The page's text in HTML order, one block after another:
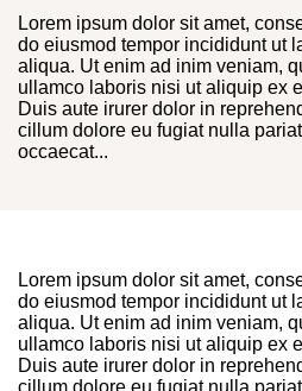
Lorem ipsum dolor sit amet,
do eiusmod tempor incididunt ut
aliqua. Ut enim ad inim veniam,
ullamco laboris nisi ut aliquip ex
Duis aute irurer dolor in
cillum dolore eu fugiat nulla
occaecat...
Lorem ipsum dolor sit amet,
do eiusmod tempor incididunt ut
aliqua. Ut enim ad inim veniam,
ullamco laboris nisi ut aliquip ex
Duis aute irurer dolor in
cillum dolore eu fugiat nulla